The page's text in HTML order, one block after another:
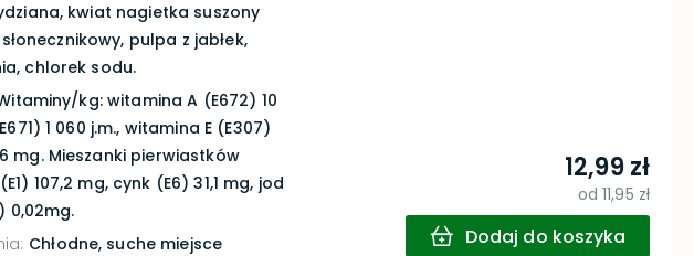
kwiat nagietka suszony
pulpa z jabłek,
chlorek sodu.
kg: witamina A (E672) 10
1 060 j.m., witamina E (E307)
mg. Mieszanki pierwiastków
107,2 mg, cynk (E6) 31,1 mg, jod
0,02mg.
: Chłodne, suche miejsce
12,99 zł
od11,95 zł
Dodaj do koszyka